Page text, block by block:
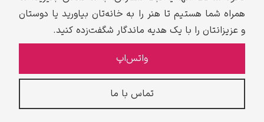
همراه شما هستیم تا هنر را به خانه‌تان بیاورید یا دوستان
و عزیزانتان را با یک هدیه ماندگار شگفت‌زده کنید.
واتس‌اپ
تماس با ما